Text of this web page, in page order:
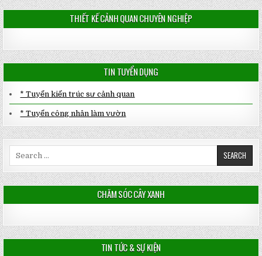
THIẾT KẾ CẢNH QUAN CHUYÊN NGHIỆP
TIN TUYỂN DỤNG
* Tuyển kiến trúc sư cảnh quan
* Tuyển công nhân làm vườn
CHĂM SÓC CÂY XANH
TIN TỨC & SỰ KIỆN